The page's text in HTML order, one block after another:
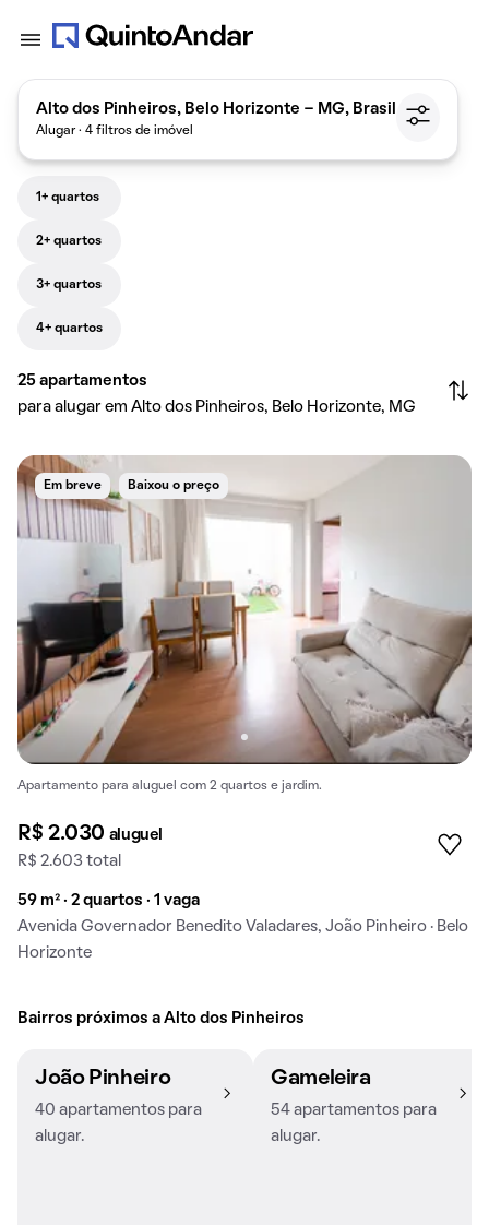
Alto dos Pinheiros, Belo Horizonte - MG, Brasil
Alugar · 4 filtros de imóvel
1+ quartos
2+ quartos
3+ quartos
4+ quartos
25 apartamentos
para alugar em Alto dos Pinheiros, Belo Horizonte, MG
Em breve Baixou o preço
Apartamento para aluguel com 2 quartos e jardim.
R$ 2.030 aluguel
R$ 2.603 total
59 m² · 2 quartos · 1 vaga
Avenida Governador Benedito Valadares, João Pinheiro · Belo
Horizonte
Bairros próximos a Alto dos Pinheiros
João Pinheiro
40 apartamentos para
alugar.
Gameleira
54 apartamentos para
alugar.